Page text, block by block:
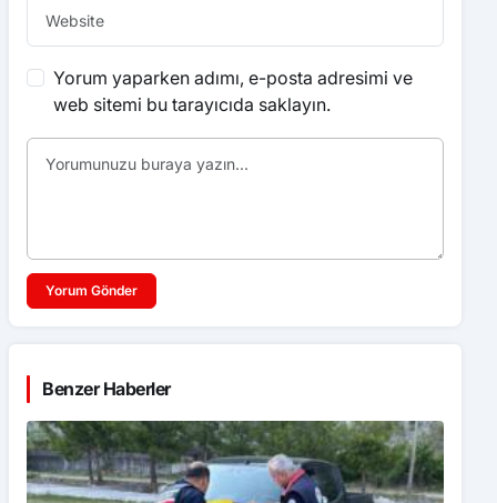
Yorum yaparken adımı, e-posta adresimi ve
web sitemi bu tarayıcıda saklayın.
Yorum Gönder
Benzer Haberler